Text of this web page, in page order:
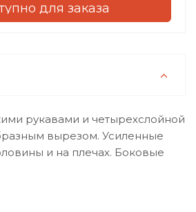
для заказа
рукавами и четырехслойной
вырезом. Усиленные
и на плечах. Боковые